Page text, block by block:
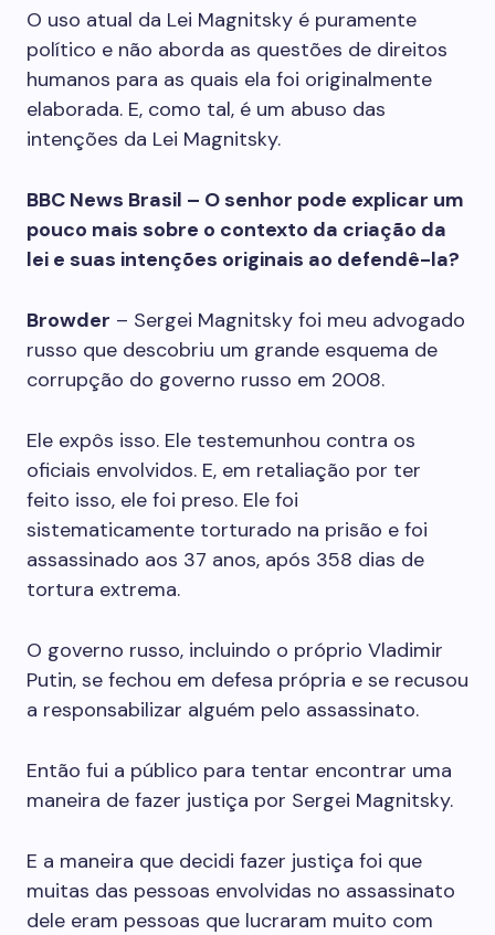
O uso atual da Lei Magnitsky é puramente
político e não aborda as questões de direitos
humanos para as quais ela foi originalmente
elaborada. E, como tal, é um abuso das
intenções da Lei Magnitsky.
BBC News Brasil – O senhor pode explicar um
pouco mais sobre o contexto da criação da
lei e suas intenções originais ao defendê-la?
Browder – Sergei Magnitsky foi meu advogado
russo que descobriu um grande esquema de
corrupção do governo russo em 2008.
Ele expôs isso. Ele testemunhou contra os
oficiais envolvidos. E, em retaliação por ter
feito isso, ele foi preso. Ele foi
sistematicamente torturado na prisão e foi
assassinado aos 37 anos, após 358 dias de
tortura extrema.
O governo russo, incluindo o próprio Vladimir
Putin, se fechou em defesa própria e se recusou
a responsabilizar alguém pelo assassinato.
Então fui a público para tentar encontrar uma
maneira de fazer justiça por Sergei Magnitsky.
E a maneira que decidi fazer justiça foi que
muitas das pessoas envolvidas no assassinato
dele eram pessoas que lucraram muito com